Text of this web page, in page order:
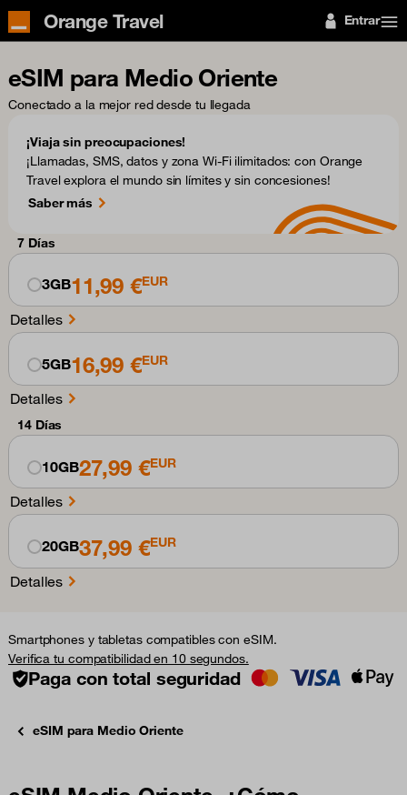
Orange Travel Entrar
eSIM para Medio Oriente
Conectado a la mejor red desde tu llegada
¡Viaja sin preocupaciones!
¡Llamadas, SMS, datos y zona Wi-Fi ilimitados: con Orange
Travel explora el mundo sin límites y sin concesiones!
Saber más
7 Días
3GB11,99 €EUR
Detalles
5GB16,99 €EUR
Detalles
14 Días
10GB27,99 €EUR
Detalles
20GB37,99 €EUR
Detalles
Smartphones y tabletas compatibles con eSIM.
Verifica tu compatibilidad en 10 segundos.
Paga con total seguridad
eSIM para Medio Oriente